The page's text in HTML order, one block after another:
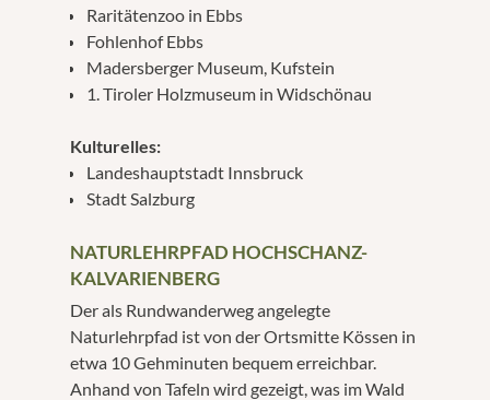
Raritätenzoo in Ebbs
Fohlenhof Ebbs
Madersberger Museum, Kufstein
1. Tiroler Holzmuseum in Widschönau
Kulturelles:
Landeshauptstadt Innsbruck
Stadt Salzburg
NATURLEHRPFAD HOCHSCHANZ-
KALVARIENBERG
Der als Rundwanderweg angelegte
Naturlehrpfad ist von der Ortsmitte Kössen in
etwa 10 Gehminuten bequem erreichbar.
Anhand von Tafeln wird gezeigt, was im Wald